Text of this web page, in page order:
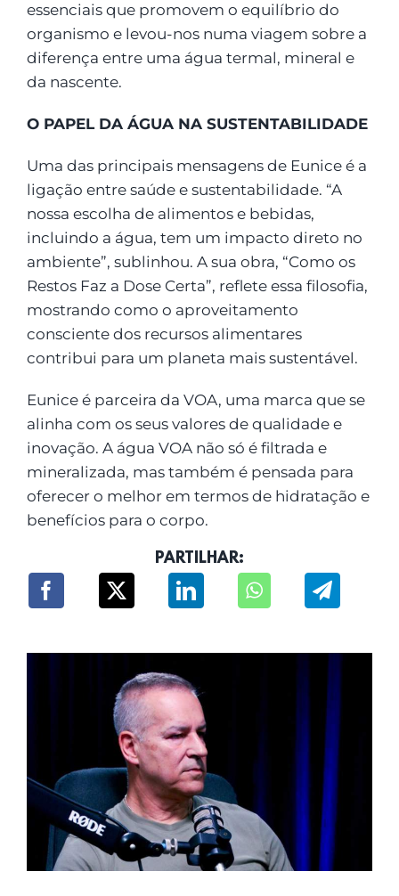
essenciais que promovem o equilíbrio do
organismo e levou-nos numa viagem sobre a
diferença entre uma água termal, mineral e
da nascente.
O PAPEL DA ÁGUA NA SUSTENTABILIDADE
Uma das principais mensagens de Eunice é a
ligação entre saúde e sustentabilidade. “A
nossa escolha de alimentos e bebidas,
incluindo a água, tem um impacto direto no
ambiente”, sublinhou. A sua obra, “Como os
Restos Faz a Dose Certa”, reflete essa filosofia,
mostrando como o aproveitamento
consciente dos recursos alimentares
contribui para um planeta mais sustentável.
Eunice é parceira da VOA, uma marca que se
alinha com os seus valores de qualidade e
inovação. A água VOA não só é filtrada e
mineralizada, mas também é pensada para
oferecer o melhor em termos de hidratação e
benefícios para o corpo.
PARTILHAR: